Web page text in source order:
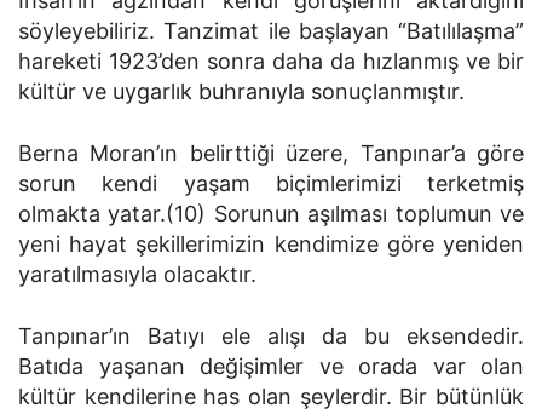
söyleyebiliriz. Tanzimat ile başlayan “Batılılaşma”
hareketi 1923’den sonra daha da hızlanmış ve bir
kültür ve uygarlık buhranıyla sonuçlanmıştır.
Berna Moran’ın belirttiği üzere, Tanpınar’a göre
sorun kendi yaşam biçimlerimizi terketmiş
olmakta yatar.(10) Sorunun aşılması toplumun ve
yeni hayat şekillerimizin kendimize göre yeniden
yaratılmasıyla olacaktır.
Tanpınar’ın Batıyı ele alışı da bu eksendedir.
Batıda yaşanan değişimler ve orada var olan
kültür kendilerine has olan şeylerdir. Bir bütünlük